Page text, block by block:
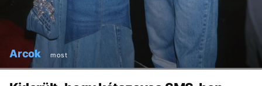
Arcok most